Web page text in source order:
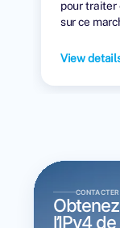
pour traiter
sur ce
View
l’IPv4 de